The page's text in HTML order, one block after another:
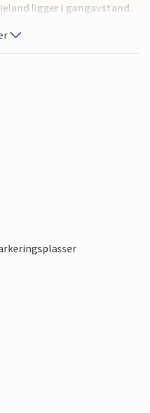
ligger i gangavstand.
stier i hele
til fots eller på sykkel.
til Jegum Ferieland,